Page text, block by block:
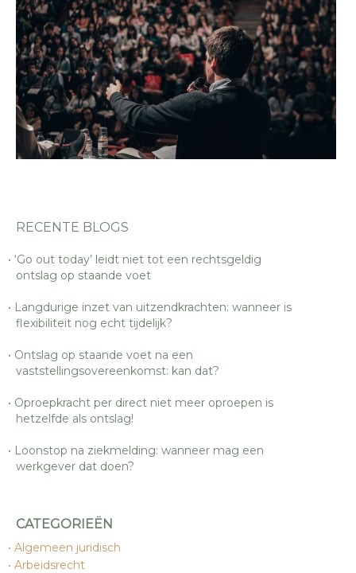
RECENTE BLOGS
‘Go out today’ leidt niet tot een rechtsgeldig
ontslag op staande voet
Langdurige inzet van uitzendkrachten: wanneer is
flexibiliteit nog echt tijdelijk?
Ontslag op staande voet na een
vaststellingsovereenkomst: kan dat?
Oproepkracht per direct niet meer oproepen is
hetzelfde als ontslag!
Loonstop na ziekmelding: wanneer mag een
werkgever dat doen?
CATEGORIEËN
Algemeen juridisch
Arbeidsrecht